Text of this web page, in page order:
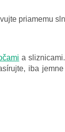
priamemu
a
iba